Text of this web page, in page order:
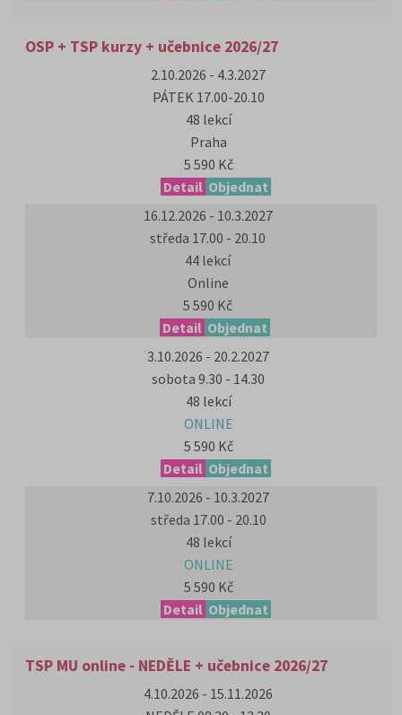
OSP + TSP kurzy + učebnice 2026/27
2.10.2026 - 4.3.2027
PÁTEK 17.00-20.10
48 lekcí
Praha
5 590 Kč
Detail Objednat
16.12.2026 - 10.3.2027
středa 17.00 - 20.10
44 lekcí
Online
5 590 Kč
Detail Objednat
3.10.2026 - 20.2.2027
sobota 9.30 - 14.30
48 lekcí
ONLINE
5 590 Kč
Detail Objednat
7.10.2026 - 10.3.2027
středa 17.00 - 20.10
48 lekcí
ONLINE
5 590 Kč
Detail Objednat
TSP MU online - NEDĚLE + učebnice 2026/27
4.10.2026 - 15.11.2026